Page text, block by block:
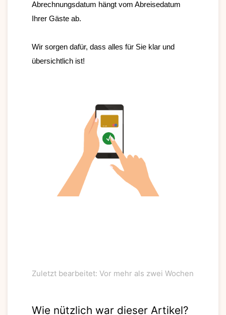
Abrechnungsdatum hängt vom Abreisedatum
Ihrer Gäste ab.
Wir sorgen dafür, dass alles für Sie klar und
übersichtlich ist!
Zuletzt bearbeitet: Vor mehr als zwei Wochen
Wie nützlich war dieser Artikel?